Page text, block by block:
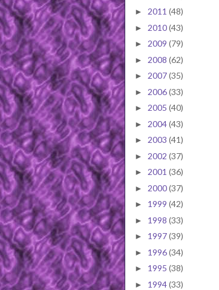
► 2011 (48)
► 2010(43)
► 2009 (79)
► 2008 (62)
► 2007(35)
► 2006(33)
► 2005 (40)
► 2004(43)
► 2003 (41)
► 2002 (37)
► 2001 (36)
► 2000(37)
► 1999 (42)
► 1998 (33)
► 1997(39)
► 1996(34)
► 1995 (38)
► 1994(33)